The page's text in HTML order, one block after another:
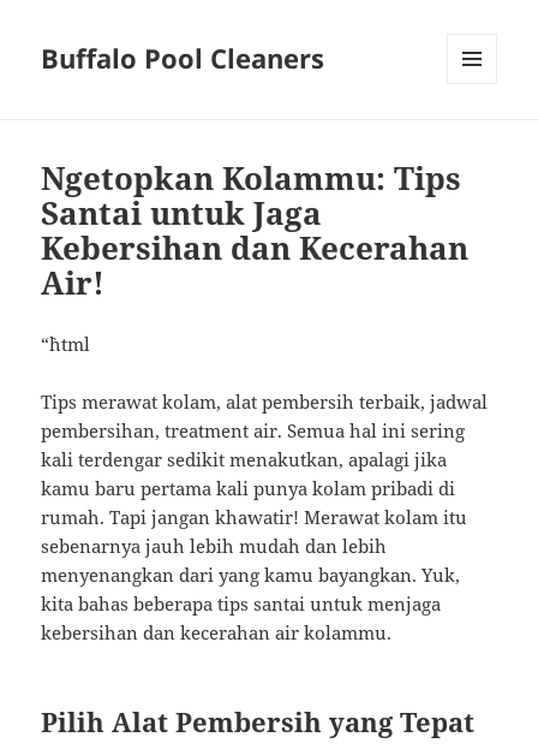
Buffalo Pool Cleaners
Ngetopkan Kolammu: Tips
Santai untuk Jaga
Kebersihan dan Kecerahan
Air!
“`html
Tips merawat kolam, alat pembersih terbaik, jadwal
pembersihan, treatment air. Semua hal ini sering
kali terdengar sedikit menakutkan, apalagi jika
kamu baru pertama kali punya kolam pribadi di
rumah. Tapi jangan khawatir! Merawat kolam itu
sebenarnya jauh lebih mudah dan lebih
menyenangkan dari yang kamu bayangkan. Yuk,
kita bahas beberapa tips santai untuk menjaga
kebersihan dan kecerahan air kolammu.
Pilih Alat Pembersih yang Tepat